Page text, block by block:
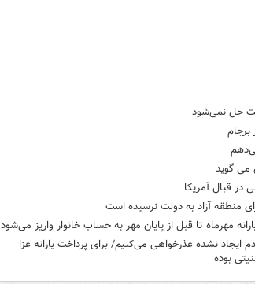
حل نمی‌شود
برجام
گوید
منطقه آزاد به دولت نرسیده است
مهرماه تا قبل از پایان مهر به حساب خانوار واریز می‌شود
ایجاد نشده عذرخواهی می‌کنیم/ برای پرداخت یارانه عزا
بوده